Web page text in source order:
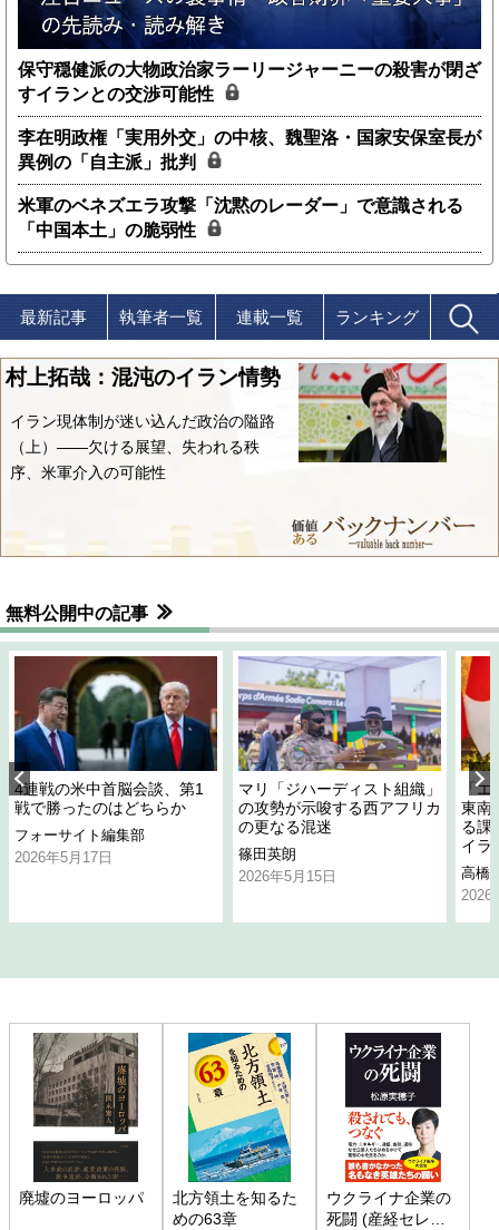
保守穏健派の大物政治家ラーリージャーニーの殺害が閉ざ
すイランとの交渉可能性
李在明政権「実用外交」の中核、魏聖洛・国家安保室長が
異例の「自主派」批判
米軍のベネズエラ攻撃「沈黙のレーダー」で意識される
「中国本土」の脆弱性
最新記事 執筆者一覧 連載一覧 ランキング
村上拓哉：混沌のイラン情勢
イラン現体制が迷い込んだ政治の隘路
（上）――欠ける展望、失われる秩
序、米軍介入の可能性
無料公開中の記事
4連戦の米中首脳会談、第1
戦で勝ったのはどちらか
フォーサイト編集部
2026年5月17日
マリ「ジハーディスト組織」
の攻勢が示唆する西アフリカ
の更なる混迷
篠田英朗
2026年5月15日
「
東南
る課
イラ
高橋
2026
廃墟のヨーロッパ
北方領土を知るた
めの63章
ウクライナ企業の
死闘 (産経セレク